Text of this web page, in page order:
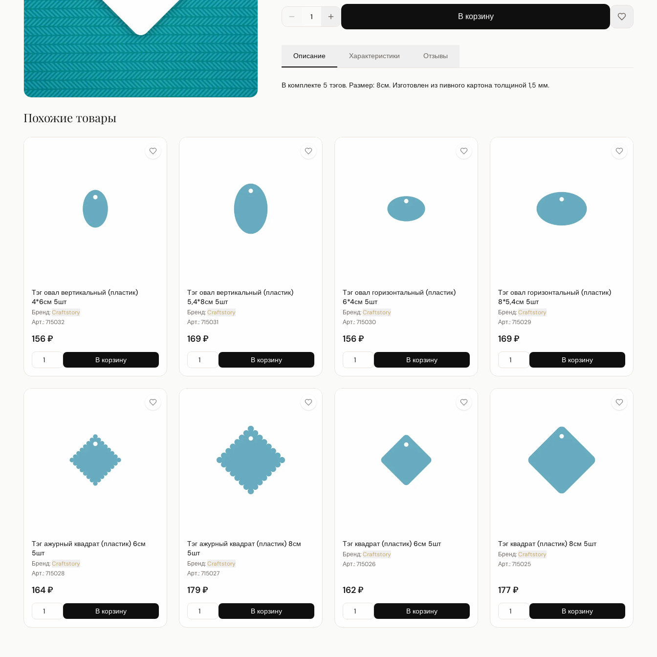
1 В корзину
Описание Характеристики Отзывы
В комплекте 5 тэгов. Размер: 8см. Изготовлен из пивного картона толщиной 1,5 мм.
Похожие товары
Тэг овал вертикальный (пластик)
4*6см 5шт
Бренд:Craftstory
Арт.:715032
156 ₽
В корзину
Тэг овал вертикальный (пластик)
5,4*8см 5шт
Бренд:Craftstory
Арт.:715031
169 ₽
В корзину
Тэг овал горизонтальный (пластик)
6*4см 5шт
Бренд:Craftstory
Арт.:715030
156 ₽
В корзину
Тэг овал горизонтальный (пластик)
8*5,4см 5шт
Бренд:Craftstory
Арт.:715029
169 ₽
В корзину
Тэг ажурный квадрат (пластик) 6см
5шт
Бренд:Craftstory
Арт.:715028
164 ₽
В корзину
Тэг ажурный квадрат (пластик) 8см
5шт
Бренд:Craftstory
Арт.:715027
179 ₽
В корзину
Тэг квадрат (пластик) 6см 5шт
Бренд:Craftstory
Арт.:715026
162 ₽
В корзину
Тэг квадрат (пластик) 8см 5шт
Бренд:Craftstory
Арт.:715025
177 ₽
В корзину